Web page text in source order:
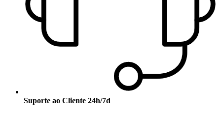
Suporte ao Cliente 24h/7d